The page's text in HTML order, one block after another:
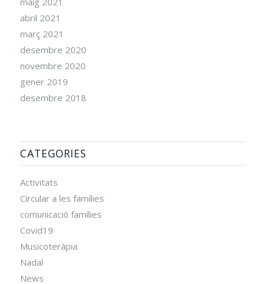
abril 2021
març 2021
desembre 2020
novembre 2020
gener 2019
desembre 2018
CATEGORIES
Activitats
Circular a les famílies
comunicació famílies
Covid19
Musicoteràpia
Nadal
News